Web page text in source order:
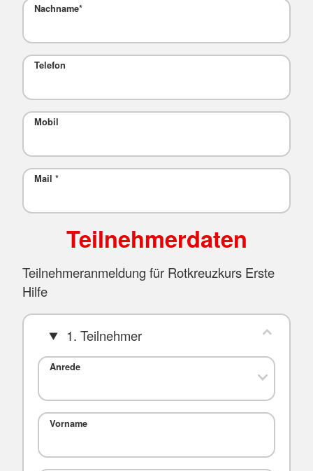
Nachname*
Telefon
Mobil
Mail *
Teilnehmerdaten
Teilnehmeranmeldung für Rotkreuzkurs Erste
Hilfe
1. Teilnehmer
Anrede
Vorname